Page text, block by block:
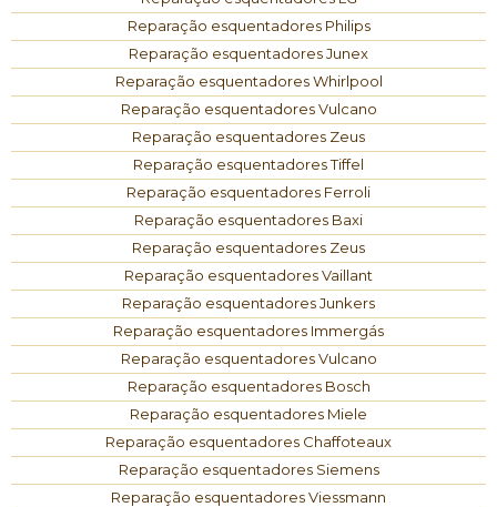
Reparação esquentadores Philips
Reparação esquentadores Junex
Reparação esquentadores Whirlpool
Reparação esquentadores Vulcano
Reparação esquentadores Zeus
Reparação esquentadores Tiffel
Reparação esquentadores Ferroli
Reparação esquentadores Baxi
Reparação esquentadores Zeus
Reparação esquentadores Vaillant
Reparação esquentadores Junkers
Reparação esquentadores Immergás
Reparação esquentadores Vulcano
Reparação esquentadores Bosch
Reparação esquentadores Miele
Reparação esquentadores Chaffoteaux
Reparação esquentadores Siemens
Reparação esquentadores Viessmann